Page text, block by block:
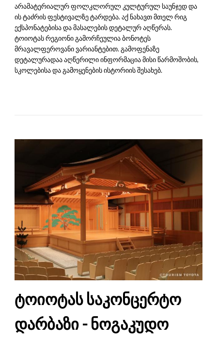
არამატერიალურ ფოლკლორულ კულტურულ საუნჯედ და
ის ტაძრის ფესტივალზე ტარდება. აქ ნახავთ მთელ რიგ
ექსპონატებისა და მასალების დეტალურ აღწერას.
ტოიოტას რეგიონი გამორჩეულია ბონოტეს
მრავალფეროვანი ვარიანტებით. გამოფენაზე
დეტალურადაა აღწერილი ინფორმაცია მისი წარმოშობის,
სკოლებისა და გამოყენების ისტორიის შესახებ.
ტოიოტას საკონცერტო
დარბაზი - ნოგაკუდო